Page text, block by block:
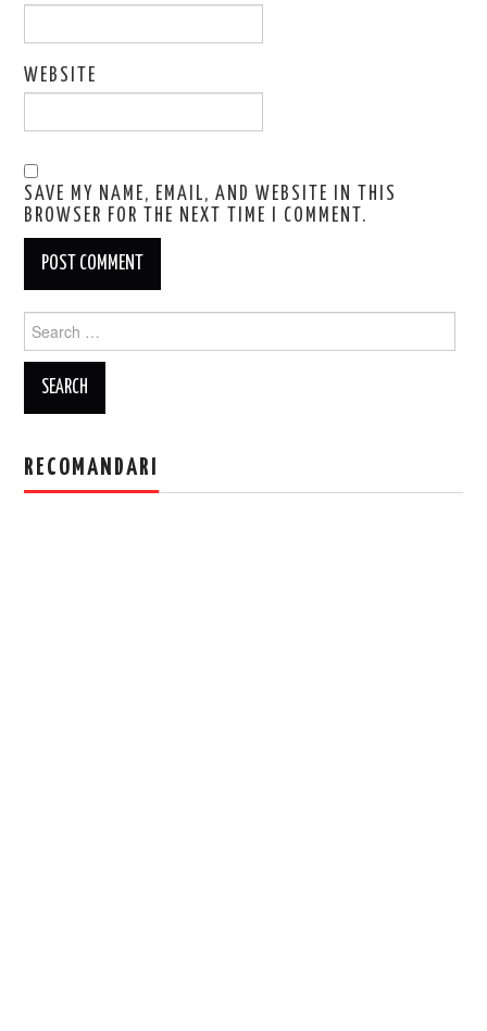
WEBSITE
SAVE MY NAME, EMAIL, AND WEBSITE IN THIS
BROWSER FOR THE NEXT TIME I COMMENT.
for:
RECOMANDARI